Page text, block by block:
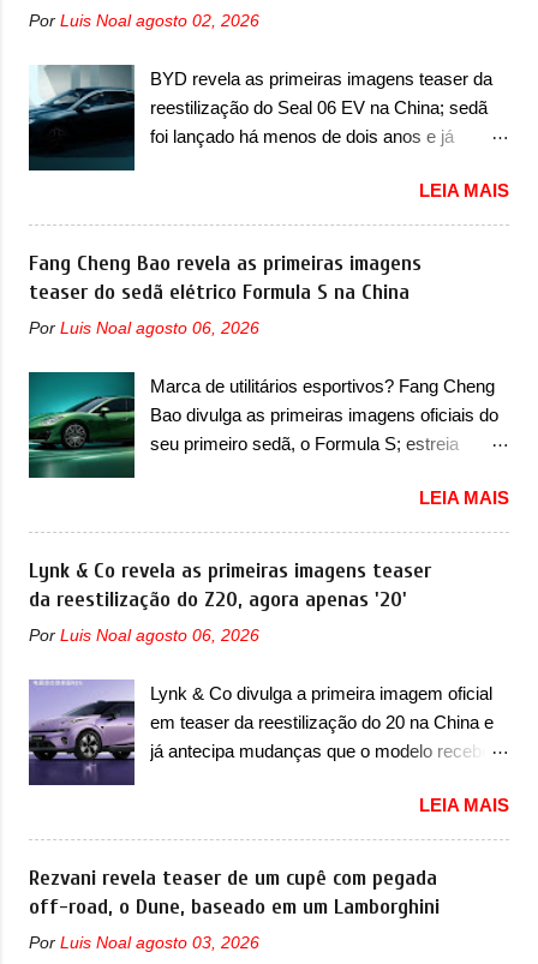
sobrecarga do microprocessador do Módulo
causar a perda de força motriz, requerendo a
atualização do software do modulo de...
do motor 1.0 12v Turbo Flex, conhecido
a Fiat Strada soube ser mutável com
avanços importantes que a concorrência
nunca conseguiu acompanhar e agora ela
chegada do motor T200, que estreou nos
irmãos Pulse e Fastback. "A Fiat Strada é
mais do que uma picape, é uma verdadeira
revolução no mercado automotivo. Há alguns
anos era improvável pensar que uma picape
que só a Strada fez. Mais do que isso: ela é a
prova viva que time que está ganhando se
mexe sim. Ao longo da sua história, ela...
Por Luis Noal agosto 02, 2026
BYD revela as primeiras imagens teaser da
reestilização do Seal 06 EV na China; sedã
foi lançado há menos de dois anos e já
revelou as primeiras imagens teaser de uma
mudança visual para um dos seus menores
sedãs elétricos na China, pertencente à linha
Ocean. Trata-se do Seal 06 EV, lançado no
de um ano. O modelo agora passará a ser
na traseira, que vão atualizá-los para a
identidade visual mais moderna da marca,
mas ainda sem motivos para que essa
não deve ter agradado em nada os primeiros
consumidores). Pelas imagens teaser, se
percebe que o sedã contará com um novo
para-choque na dianteira. Ele passa a trazer
um vinco horizontal mais destacado que
logo abaixo do logotipo e dos faróis. Ele ainda
possui um espaço para a placa novo abaixo
do vinco e uma nova entrada de ar inferio...
LEIA MAIS
Fang Cheng Bao revela as primeiras imagens
teaser do sedã elétrico Formula S na China
Por Luis Noal agosto 06, 2026
Marca de utilitários esportivos? Fang Cheng
Bao divulga as primeiras imagens oficiais do
seu primeiro sedã, o Formula S; estreia
como uma marca com utilitários esportivos, a
Fang Cheng Bao nasceu como uma empresa
voltada a desenvolver utilitários esportivos
com uma pegada mais off-road. E isso
funcionou muito bem com o lançamento dos
modelos Bao 5 e Bao 8, além do Tai 3 e Tai 7.
vez no segmento de... sedãs. Antecipado por
imagens teaser, o Formula S será o primeiro
três volumes da Fang Cheng Bao, que
Denza. Até o momento, a marca divulgou
algumas imagens externas e informações
sobre o sedã, que terá seu lançamento ainda
neste ano de 2026. Em termos de design, o
Formula S segue basicamente as mesmas
LEIA MAIS
Lynk & Co revela as primeiras imagens teaser
da reestilização do Z20, agora apenas '20'
Por Luis Noal agosto 06, 2026
Lynk & Co divulga a primeira imagem oficial
em teaser da reestilização do 20 na China e
já antecipa mudanças que o modelo receberá
vai apresentar na China as primeiras
mudanças para o Z20, um misto de hatch
com SUV que é vendido no mercado chinês
desde o lançamento, em 2024. Agora, o
modelo passará por sua primeira mudança
visual e também mudará de nome. Vendido
LEIA MAIS
Rezvani revela teaser de um cupê com pegada
off-road, o Dune, baseado em um Lamborghini
Por Luis Noal agosto 03, 2026